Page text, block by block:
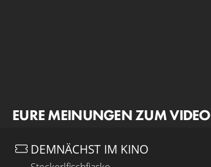
EURE MEINUNGEN ZUM VIDEO
DEMNÄCHST IM KINO